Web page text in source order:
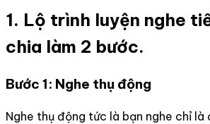
1. Lộ trình luyện nghe
chia làm 2 bước.
Bước 1: Nghe thụ động
Nghe thụ động tức là bạn nghe chỉ là